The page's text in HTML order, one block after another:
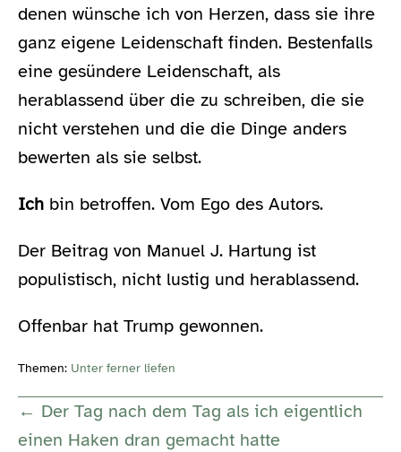
denen wünsche ich von Herzen, dass sie ihre
ganz eigene Leidenschaft finden. Bestenfalls
eine gesündere Leidenschaft, als
herablassend über die zu schreiben, die sie
nicht verstehen und die die Dinge anders
bewerten als sie selbst.
Ich bin betroffen. Vom Ego des Autors.
Der Beitrag von Manuel J. Hartung ist
populistisch, nicht lustig und herablassend.
Offenbar hat Trump gewonnen.
Themen: Unter ferner liefen
Post
Navigation
← Der Tag nach dem Tag als ich eigentlich
einen Haken dran gemacht hatte